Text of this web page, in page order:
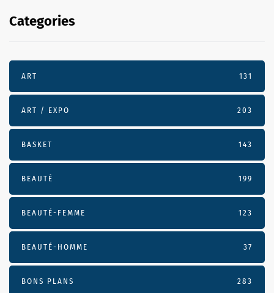
Categories
ART 131
ART / EXPO 203
BASKET 143
BEAUTÉ 199
BEAUTÉ-FEMME 123
BEAUTÉ-HOMME 37
BONS PLANS 283